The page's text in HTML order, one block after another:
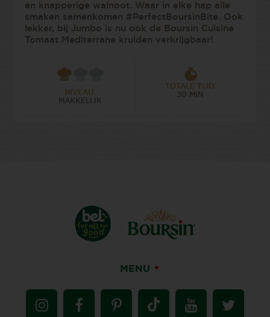
en knapperige walnoot. Waar in elke hap alle
smaken samenkomen #PerfectBoursinBite. Ook
lekker, bij Jumbo is nu ook de Boursin Cuisine
Tomaat Mediterrane kruiden verkrijgbaar!
NIVEAU:
MAKKELIJK
TOTALE TIJD:
30 MIN
MENU